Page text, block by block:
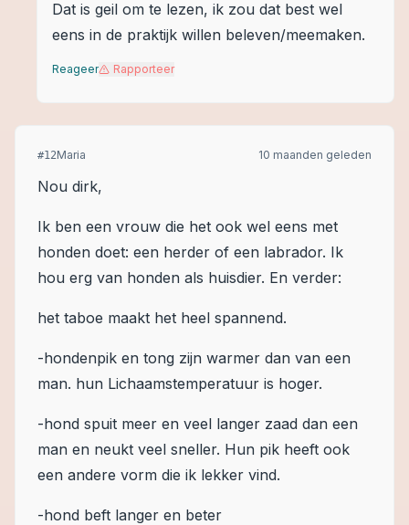
Dat is geil om te lezen, ik zou dat best wel
eens in de praktijk willen beleven/meemaken.
Reageer Rapporteer
#12Maria 10 maanden geleden
Nou dirk,
Ik ben een vrouw die het ook wel eens met
honden doet: een herder of een labrador. Ik
hou erg van honden als huisdier. En verder:
het taboe maakt het heel spannend.
-hondenpik en tong zijn warmer dan van een
man. hun Lichaamstemperatuur is hoger.
-hond spuit meer en veel langer zaad dan een
man en neukt veel sneller. Hun pik heeft ook
een andere vorm die ik lekker vind.
-hond beft langer en beter